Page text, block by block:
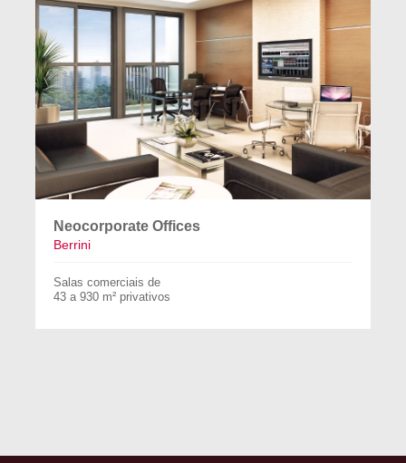
Neocorporate Offices
Berrini
Salas comerciais de
43 a 930 m² privativos